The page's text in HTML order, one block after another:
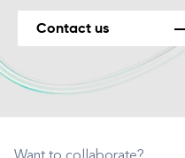
Contact us